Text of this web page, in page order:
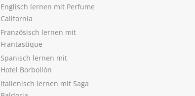
Englisch lernen mit Perfume
California
Französisch lernen mit
Frantastique
Spanisch lernen mit
Hotel Borbollón
Italienisch lernen mit Saga